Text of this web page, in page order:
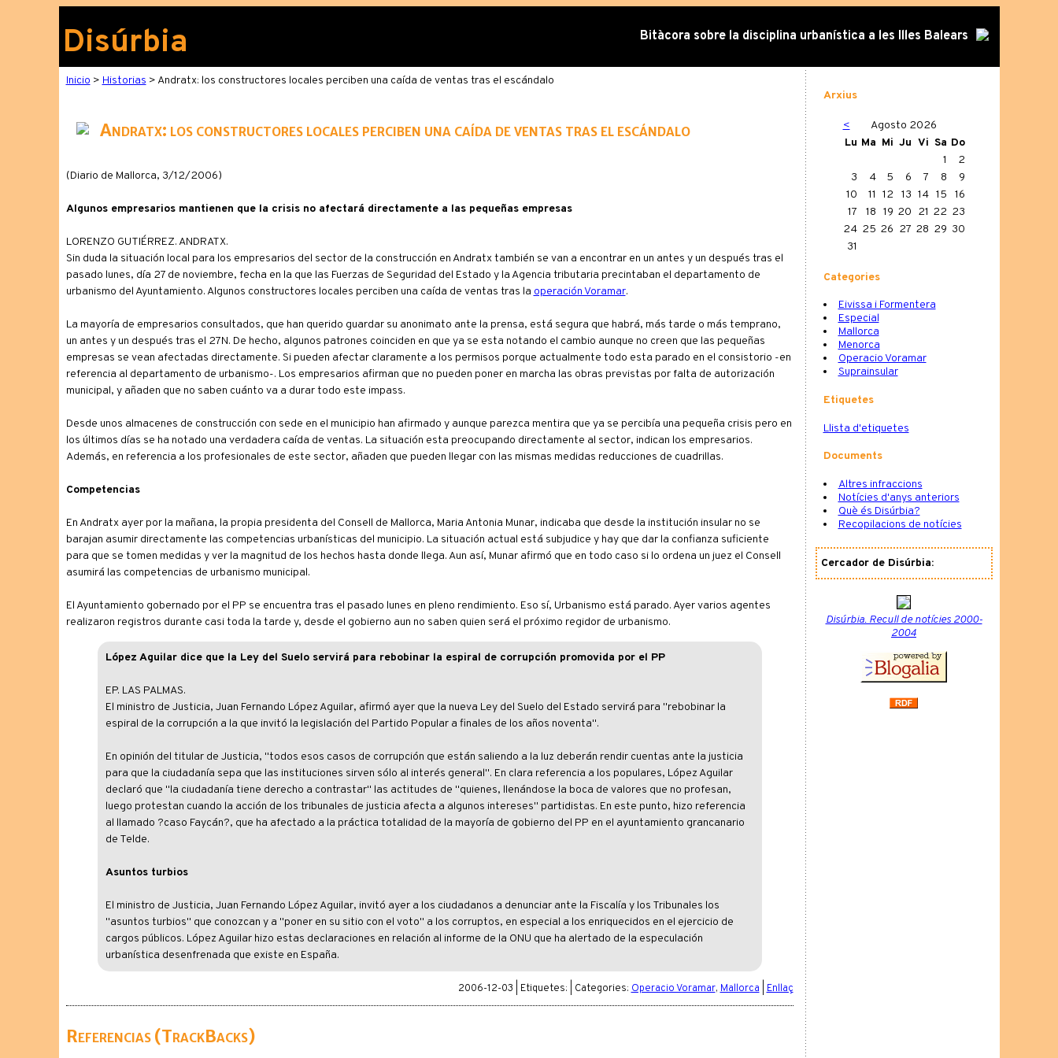
Disúrbia Bitàcora sobre la disciplina urbanística a les Illes Balears
Inicio > Historias > Andratx: los constructores locales perciben una caída de ventas tras el escándalo
Andratx: los constructores locales perciben una caída de ventas tras el escándalo
(Diario de Mallorca, 3/12/2006)
Algunos empresarios mantienen que la crisis no afectará directamente a las pequeñas empresas
LORENZO GUTIÉRREZ. ANDRATX.
Sin duda la situación local para los empresarios del sector de la construcción en Andratx también se van a encontrar en un antes y un después tras el
pasado lunes, día 27 de noviembre, fecha en la que las Fuerzas de Seguridad del Estado y la Agencia tributaria precintaban el departamento de
urbanismo del Ayuntamiento. Algunos constructores locales perciben una caída de ventas tras la operación Voramar.
La mayoría de empresarios consultados, que han querido guardar su anonimato ante la prensa, está segura que habrá, más tarde o más temprano,
un antes y un después tras el 27N. De hecho, algunos patrones coinciden en que ya se esta notando el cambio aunque no creen que las pequeñas
empresas se vean afectadas directamente. Si pueden afectar claramente a los permisos porque actualmente todo esta parado en el consistorio -en
referencia al departamento de urbanismo-. Los empresarios afirman que no pueden poner en marcha las obras previstas por falta de autorización
municipal, y añaden que no saben cuánto va a durar todo este impass.
Desde unos almacenes de construcción con sede en el municipio han afirmado y aunque parezca mentira que ya se percibía una pequeña crisis pero en
los últimos días se ha notado una verdadera caída de ventas. La situación esta preocupando directamente al sector, indican los empresarios.
Además, en referencia a los profesionales de este sector, añaden que pueden llegar con las mismas medidas reducciones de cuadrillas.
Competencias
En Andratx ayer por la mañana, la propia presidenta del Consell de Mallorca, Maria Antonia Munar, indicaba que desde la institución insular no se
barajan asumir directamente las competencias urbanísticas del municipio. La situación actual está subjudice y hay que dar la confianza suficiente
para que se tomen medidas y ver la magnitud de los hechos hasta donde llega. Aun así, Munar afirmó que en todo caso si lo ordena un juez el Consell
asumirá las competencias de urbanismo municipal.
El Ayuntamiento gobernado por el PP se encuentra tras el pasado lunes en pleno rendimiento. Eso sí, Urbanismo está parado. Ayer varios agentes
realizaron registros durante casi toda la tarde y, desde el gobierno aun no saben quien será el próximo regidor de urbanismo.
López Aguilar dice que la Ley del Suelo servirá para rebobinar la espiral de corrupción promovida por el PP
EP. LAS PALMAS.
El ministro de Justicia, Juan Fernando López Aguilar, afirmó ayer que la nueva Ley del Suelo del Estado servirá para "rebobinar la
espiral de la corrupción a la que invitó la legislación del Partido Popular a finales de los años noventa".
En opinión del titular de Justicia, "todos esos casos de corrupción que están saliendo a la luz deberán rendir cuentas ante la justicia
para que la ciudadanía sepa que las instituciones sirven sólo al interés general". En clara referencia a los populares, López Aguilar
declaró que "la ciudadanía tiene derecho a contrastar" las actitudes de "quienes, llenándose la boca de valores que no profesan,
luego protestan cuando la acción de los tribunales de justicia afecta a algunos intereses" partidistas. En este punto, hizo referencia
al llamado ?caso Faycán?, que ha afectado a la práctica totalidad de la mayoría de gobierno del PP en el ayuntamiento grancanario
de Telde.
Asuntos turbios
El ministro de Justicia, Juan Fernando López Aguilar, invitó ayer a los ciudadanos a denunciar ante la Fiscalía y los Tribunales los
"asuntos turbios" que conozcan y a "poner en su sitio con el voto" a los corruptos, en especial a los enriquecidos en el ejercicio de
cargos públicos. López Aguilar hizo estas declaraciones en relación al informe de la ONU que ha alertado de la especulación
urbanística desenfrenada que existe en España.
2006-12-03 | Etiquetes: | Categories: Operacio Voramar, Mallorca Enllaç
Referencias (TrackBacks)
Arxius
<
Agosto 2026
Lu Ma Mi Ju Vi Sa Do
1
2
3
4 5 6 7 8
9
10
11 12 13 14 15
16
17
18 19 20 21 22 23
24 25 26 27 28 29 30
31
Categories
Eivissa i Formentera
Especial
Mallorca
Menorca
Operacio Voramar
Suprainsular
Etiquetes
Llista d'etiquetes
Documents
Altres infraccions
Notícies d'anys anteriors
Què és Disúrbia?
Recopilacions de notícies
Cercador de Disúrbia:
Disúrbia. Recull de notícies 2000-
2004